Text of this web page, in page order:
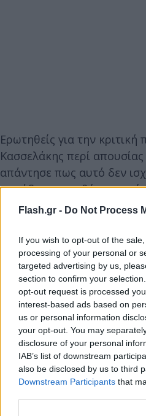
Flash.gr - Do Not Process
If you wish to opt-out of the
processing of your personal or
targeted advertising by us,
section to confirm your
opt-out request is processed
interest-based ads based on
us or personal information
your opt-out. You may
disclosure of your personal
IAB’s list of downstream
also be disclosed by us to third
Downstream Participants that
Ερωτηθείς για την κριτική
Κασσελάκης περί
απάντησε πως αυτό δεν
παράδειγμα τη θέση που
υποψήφιος για την
Για την Έφη Αχτσιόγλου
της ηλικίας και τον καλό
παλαιοαριστερή αντίληψη
ηττηθεί θα πρέπει να
συμβάλλει στη σύνθεση.